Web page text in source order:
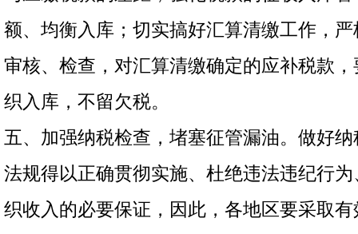
额、均衡入库；切实搞好汇算清缴工作，
审核、检查，对汇算清缴确定的应补税款
织入库，不留欠税。
五、加强纳税检查，堵塞征管漏油。做好
法规得以正确贯彻实施、杜绝违法违纪行
织收入的必要保证，因此，各地区要采取